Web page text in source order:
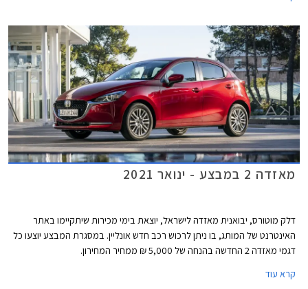
מאזדה 2 במבצע - ינואר 2021
דלק מוטורס, יבואנית מאזדה לישראל, יוצאת בימי מכירות שיתקיימו באתר
האינטרנט של המותג, בו ניתן לרכוש רכב חדש אונליין. במסגרת המבצע יוצעו כל
דגמי מאזדה 2 החדשה בהנחה של 5,000 ₪ ממחיר המחירון.
קרא עוד